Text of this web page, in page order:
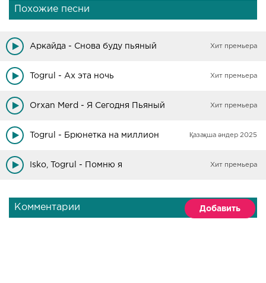
Похожие песни
Аркайда - Снова буду пьяный Хит премьера
Togrul - Ах эта ночь Хит премьера
Orxan Merd - Я Сегодня Пьяный Хит премьера
Togrul - Брюнетка на миллион Қазақша әндер 2025
Isko, Togrul - Помню я Хит премьера
Комментарии Добавить